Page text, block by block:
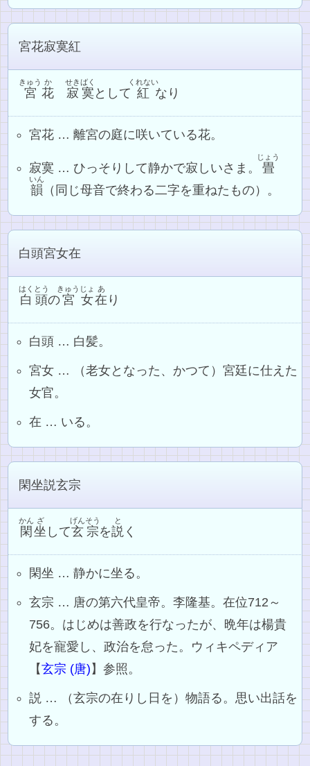
宮花寂寞紅
宮
きゅう
花
か
寂寞
せきばく
として 紅
くれない
なり
宮花 … 離宮の庭に咲いている花。
寂寞 … ひっそりして静かで寂しいさま。 畳
じょう
韻
いん
（同じ母音で終わる二字を重ねたもの）。
白頭宮女在
白頭
はくとう
の宮
きゅう
女
じょ
在
あ
り
白頭 … 白髪。
宮女 … （老女となった、かつて）宮廷に仕えた
女官。
在 … いる。
閑坐説玄宗
閑
かん
坐
ざ
して玄宗
げんそう
を説
と
く
閑坐 … 静かに坐る。
玄宗 … 唐の第六代皇帝。李隆基。在位712～
756。はじめは善政を行なったが、晩年は楊貴
妃を寵愛し、政治を怠った。ウィキペディア
【玄宗 (唐) 】参照。
説 … （玄宗の在りし日を）物語る。思い出話を
する。